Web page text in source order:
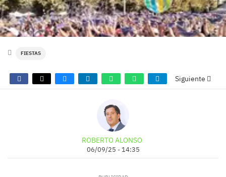
FIESTAS
Siguiente
ROBERTO ALONSO
06/09/25 - 14:35